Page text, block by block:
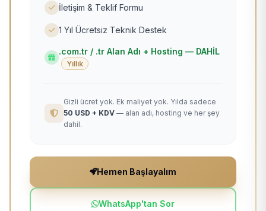
İletişim & Teklif Formu
1 Yıl Ücretsiz Teknik Destek
.com.tr / .tr Alan Adı + Hosting — DAHİL
Yıllık
Gizli ücret yok. Ek maliyet yok. Yılda sadece
50 USD + KDV — alan adı, hosting ve her şey
dahil.
Hemen Başlayalım
WhatsApp'tan Sor